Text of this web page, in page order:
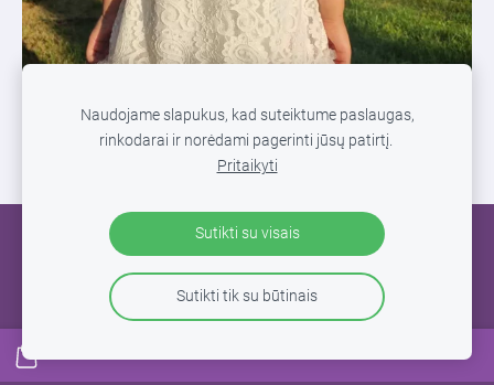
SLAPUKAI
Naudojame slapukus, kad suteiktume paslaugas,
rinkodarai ir norėdami pagerinti jūsų patirtį.
Pritaikyti
Sutikti su visais
Sutikti tik su būtinais